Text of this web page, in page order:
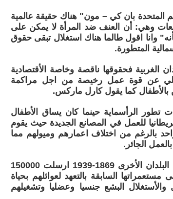
المتحدة بان كي – مون" هناك حقيقة عالمية
وهي: أن العنف ضد المرأة لا يمكن على
وانا اقول طالما هناك استغلال تبقى حقوق
المتطورة.
الغربية فحقوقها ناقصة وخاصة الأقتصادية
عن قوة عمل رخيصة من اجل مراكمة
بالأطفال كما يقول كارل ماركس.
تطور الرأسماية حينما كان يساق الأطفال
للعمل في المصانع الجديدة حيث يقوم
بالرغم من اختلاف اعمارهم وميولهم مما
الجائر.
ولا يعلم ملا شجر بأن بريطانيا في عهد استعمارها البلدان الأخرى 1869-1939 ارسلت 150000
السابقة بالتعهد لعوائلهم بحياة
البشع جنسيا وعضليا وتشغيلهم